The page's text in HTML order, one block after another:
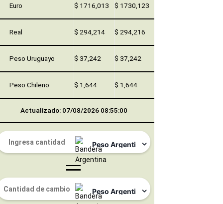
Euro $ 1716,013 $ 1730,123
Real $ 294,214 $ 294,216
Peso Uruguayo $ 37,242 $ 37,242
Peso Chileno $ 1,644 $ 1,644
Actualizado: 07/08/2026 08:55:00